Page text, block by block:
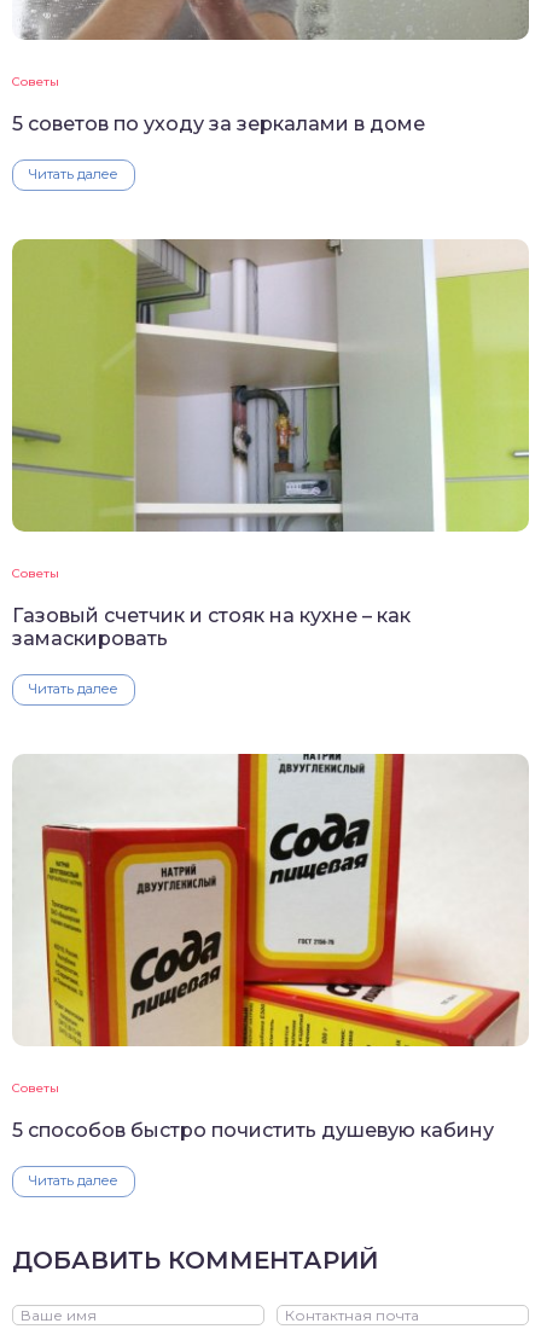
Советы
5 советов по уходу за зеркалами в доме
Читать далее
Советы
Газовый счетчик и стояк на кухне – как
замаскировать
Читать далее
Советы
5 способов быстро почистить душевую кабину
Читать далее
ДОБАВИТЬ КОММЕНТАРИЙ